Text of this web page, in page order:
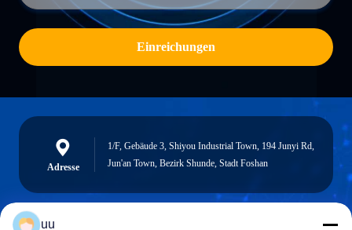
Einreichungen
Adresse
1/F, Gebäude 3, Shiyou Industrial Town, 194 Junyi Rd,
Jun'an Town, Bezirk Shunde, Stadt Foshan
uu